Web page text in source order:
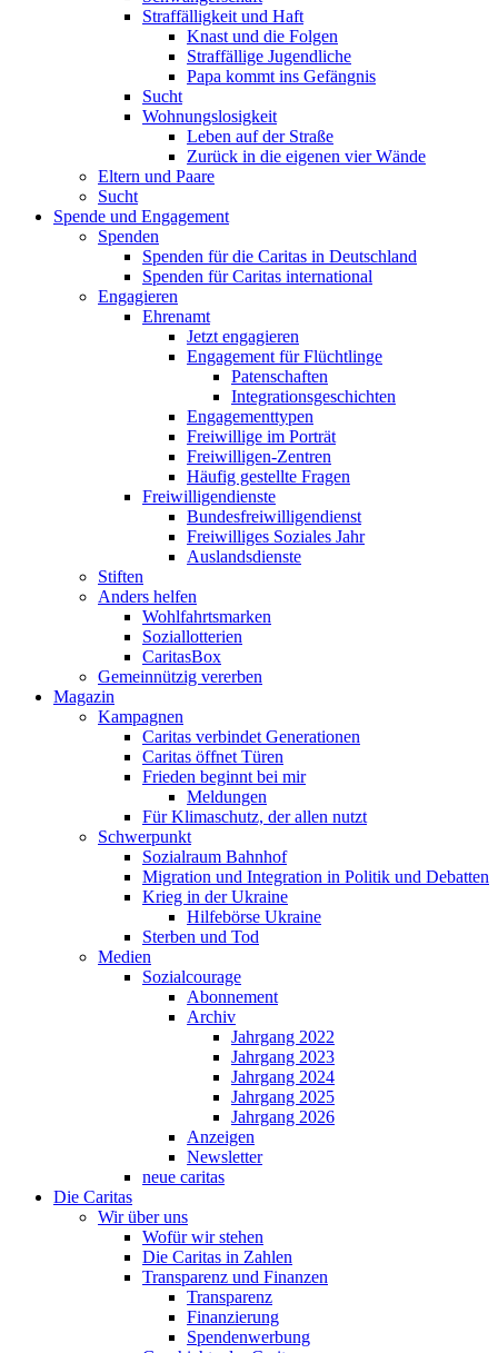
Straffälligkeit und Haft
Knast und die Folgen
Straffällige Jugendliche
Papa kommt ins Gefängnis
Sucht
Wohnungslosigkeit
Leben auf der Straße
Zurück in die eigenen vier Wände
Eltern und Paare
Sucht
Spende und Engagement
Spenden
Spenden für die Caritas in Deutschland
Spenden für Caritas international
Engagieren
Ehrenamt
Jetzt engagieren
Engagement für Flüchtlinge
Patenschaften
Integrationsgeschichten
Engagementtypen
Freiwillige im Porträt
Freiwilligen-Zentren
Häufig gestellte Fragen
Freiwilligendienste
Bundesfreiwilligendienst
Freiwilliges Soziales Jahr
Auslandsdienste
Stiften
Anders helfen
Wohlfahrtsmarken
Soziallotterien
CaritasBox
Gemeinnützig vererben
Magazin
Kampagnen
Caritas verbindet Generationen
Caritas öffnet Türen
Frieden beginnt bei mir
Meldungen
Für Klimaschutz, der allen nutzt
Schwerpunkt
Sozialraum Bahnhof
Migration und Integration in Politik und Debatten
Krieg in der Ukraine
Hilfebörse Ukraine
Sterben und Tod
Medien
Sozialcourage
Abonnement
Archiv
Jahrgang 2022
Jahrgang 2023
Jahrgang 2024
Jahrgang 2025
Jahrgang 2026
Anzeigen
Newsletter
neue caritas
Die Caritas
Wir über uns
Wofür wir stehen
Die Caritas in Zahlen
Transparenz und Finanzen
Transparenz
Finanzierung
Spendenwerbung